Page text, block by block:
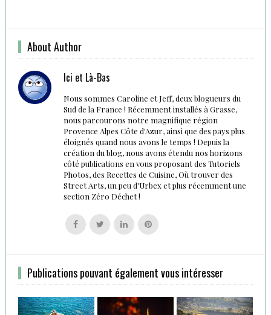
About Author
Ici et Là-Bas
Nous sommes Caroline et Jeff, deux blogueurs du
Sud de la France ! Récemment installés à Grasse,
nous parcourons notre magnifique région
Provence Alpes Côte d'Azur, ainsi que des pays plus
éloignés quand nous avons le temps ! Depuis la
création du blog, nous avons étendu nos horizons
côté publications en vous proposant des Tutoriels
Photos, des Recettes de Cuisine, Où trouver des
Street Arts, un peu d'Urbex et plus récemment une
section Zéro Déchet !
Follow
us
Follow
us
Follow
us
Follow
us
Publications pouvant également vous intéresser